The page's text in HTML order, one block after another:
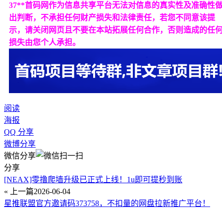
37**首码网作为信息共享平台无法对信息的真实性及准确性
出判断，不承担任何财产损失和法律责任，若您不同意该提
示，请关闭网页且不要在本站拓展任何合作，否则造成的任
损失由您个人承担。
阅读
海报
QQ 分享
微博分享
微信分享
分享
[NEAX]零撸爬墙升级已正式上线！1u即可提秒到账
« 上一篇2026-06-04
星推联盟官方邀请码373758，不扣量的网盘拉新推广平台！